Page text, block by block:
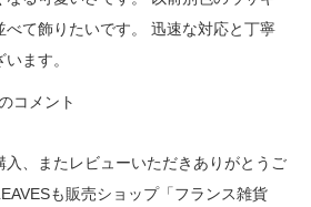
べて飾りたいです。 迅速な対応と丁寧
ます。
コメント
入、またレビューいただきありがとうご
も販売ショップ「フランス雑貨